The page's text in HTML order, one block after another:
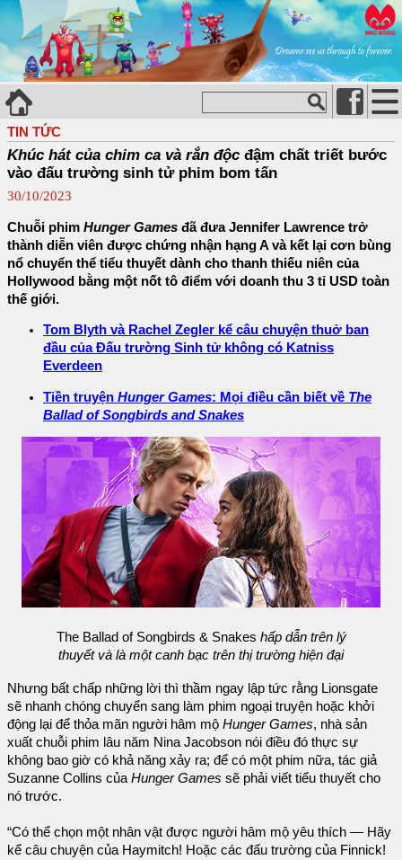
TIN TỨC
Khúc hát của chim ca và rắn độc đậm chất triết bước
vào đấu trường sinh tử phim bom tấn
30/10/2023
Chuỗi phim Hunger Games đã đưa Jennifer Lawrence trở
thành diễn viên được chứng nhận hạng A và kết lại cơn bùng
nổ chuyển thể tiểu thuyết dành cho thanh thiếu niên của
Hollywood bằng một nốt tô điểm với doanh thu 3 tỉ USD toàn
thế giới.
Tom Blyth và Rachel Zegler kể câu chuyện thuở ban
đầu của Đấu trường Sinh tử không có Katniss
Everdeen
Tiền truyện Hunger Games: Mọi điều cần biết về The
Ballad of Songbirds and Snakes
The Ballad of Songbirds & Snakes hấp dẫn trên lý
thuyết và là một canh bạc trên thị trường hiện đại
Nhưng bất chấp những lời thì thầm ngay lập tức rằng Lionsgate
sẽ nhanh chóng chuyển sang làm phim ngoại truyện hoặc khởi
động lại để thỏa mãn người hâm mộ Hunger Games, nhà sản
xuất chuỗi phim lâu năm Nina Jacobson nói điều đó thực sự
không bao giờ có khả năng xảy ra; để có một phim nữa, tác giả
Suzanne Collins củaHunger Games sẽ phải viết tiểu thuyết cho
nó trước.
“Có thể chọn một nhân vật được người hâm mộ yêu thích — Hãy
kể câu chuyện của Haymitch! Hoặc các đấu trường của Finnick!